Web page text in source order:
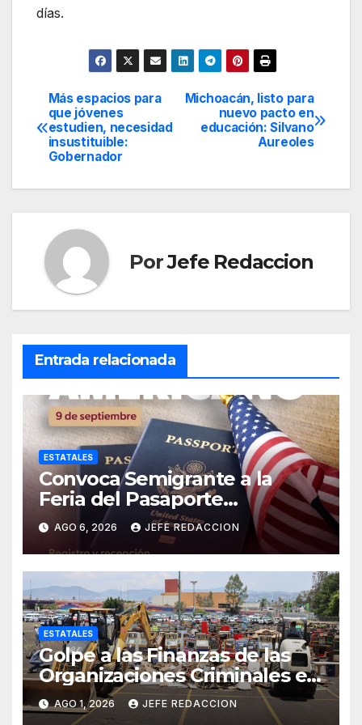
días.
Navegación
de
Michoacán, listo para
nuevo pacto en
educación: Silvano
Aureoles
Más espacios para
que jóvenes
estudien, necesidad
insustituible:
Gobernador
PorJefe Redaccion
Entrada relacionada
ESTATALES
Convoca Semigrante a la
Feria del Pasaporte
Estadounidense 2026
AGO 6, 2026 JEFE REDACCION
ESTATALES
Golpe a las Finanzas de las
Organizaciones Criminales en
Operativos
Interinstitucionales
AGO 1, 2026 JEFE REDACCION